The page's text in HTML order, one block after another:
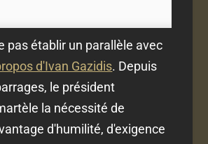
pas établir un parallèle avec
d'Ivan Gazidis. Depuis
le président
la nécessité de
d'humilité, d'exigence